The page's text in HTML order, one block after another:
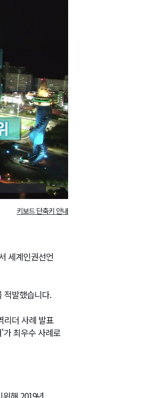
키보드 단축키 안내
세계인권선언
적발했습니다.
리더 사례 발표
최우수 사례로